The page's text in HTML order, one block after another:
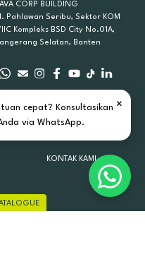
CORP BUILDING
Pahlawan Seribu, Sektor KOM
Kompleks BSD City No.01A,
Tangerang Selatan, Banten
INSPIRASI
KONTAK KAMI
×
cepat? Konsultasikan
via WhatsApp.